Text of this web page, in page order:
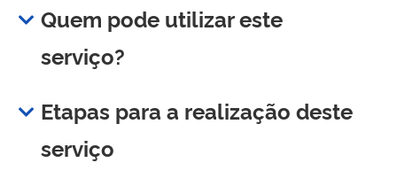
Quem pode utilizar este
serviço?
Etapas para a realização deste
serviço